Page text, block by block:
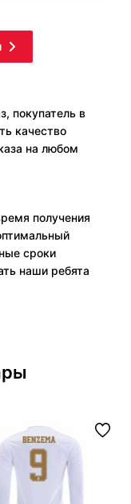
покупатель в
качество
на любом
получения
сроки
наши ребята